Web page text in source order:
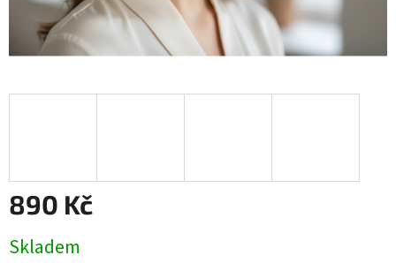
890 Kč
cena:
Skladem